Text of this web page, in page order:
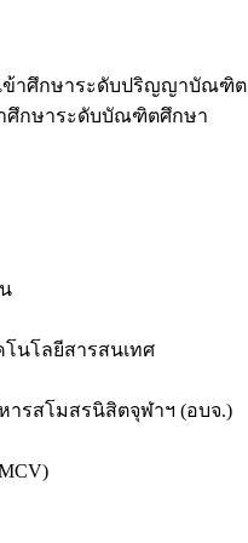
ข้าศึกษาระดับปริญญาบัณฑิต
ศึกษาระดับบัณฑิตศึกษา
นโลยีสารสนเทศ
ารสโมสรนิสิตจุฬาฯ (อบจ.)